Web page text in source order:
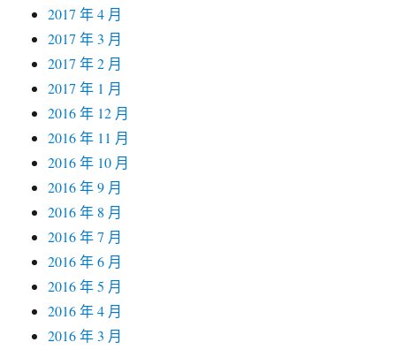
2017 年 4 月
2017 年 3 月
2017 年 2 月
2017 年 1 月
2016 年 12 月
2016 年 11 月
2016 年 10 月
2016 年 9 月
2016 年 8 月
2016 年 7 月
2016 年 6 月
2016 年 5 月
2016 年 4 月
2016 年 3 月